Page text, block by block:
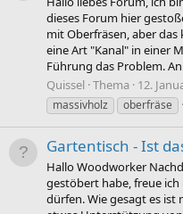
dieses Forum hier
mit Oberfräsen, aber
eine Art "Kanal" in einer
Führung das Problem.
Quissel Thema 12.
massivholz
oberfräse
Gartentisch - Ist
Hallo Woodworker
gestöbert habe, freue
dürfen. Wie gesagt es